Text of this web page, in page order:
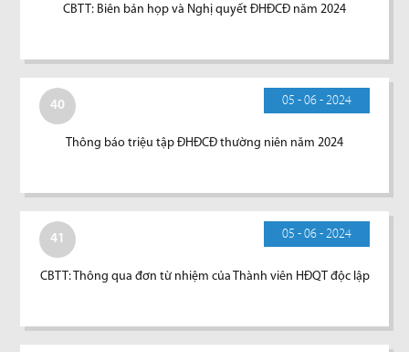
CBTT: Biên bản họp và Nghị quyết ĐHĐCĐ năm 2024
40 05 - 06 - 2024
Thông báo triệu tập ĐHĐCĐ thường niên năm 2024
41 05 - 06 - 2024
CBTT: Thông qua đơn từ nhiệm của Thành viên HĐQT độc lập